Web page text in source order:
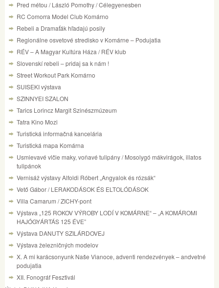
Pred métou / László Pomothy / Célegyenesben
RC Comorra Model Club Komárno
Rebeli a Dramaťák hľadajú posily
Regionálne osvetové stredisko v Komárne – Podujatia
RÉV – A Magyar Kultúra Háza / RÉV klub
Slovenskí rebeli – pridaj sa k nám !
Street Workout Park Komárno
SUISEKI výstava
SZINNYEI SZALON
Tarics Lorincz Margit Szinészmúzeum
Tatra Kino Mozi
Turistická informačná kancelária
Turistická mapa Komárna
Usmievavé vlčie maky, voňavé tulipány / Mosolygó mákvirágok, illatos
tulipánok
Vernisáž výstavy Alfoldi Róbert „Angyalok és rózsák“
Vető Gábor / LERAKODÁSOK ÉS ELTOLÓDÁSOK
Villa Camarum / ZICHY-pont
Výstava „125 ROKOV VÝROBY LODÍ V KOMÁRNE“ – „A KOMÁROMI
HAJÓGYÁRTÁS 125 ÉVE”
Výstava DANUTY SZILÁRDOVEJ
Výstava železničných modelov
X. A mi karácsonyunk Naše Vianoce, adventi rendezvények – andvetné
podujatia
XII. Fonográf Fesztivál